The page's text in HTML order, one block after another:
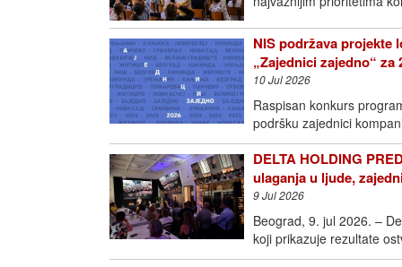
NIS podržava projekte
„Zajednici zajedno“ za
10 Jul 2026
Raspisan konkurs
podršku zajednici
DELTA HOLDING
ulaganja u ljude,
9 Jul 2026
Beograd, 9. jul 2026. –
koji prikazuje rezultate